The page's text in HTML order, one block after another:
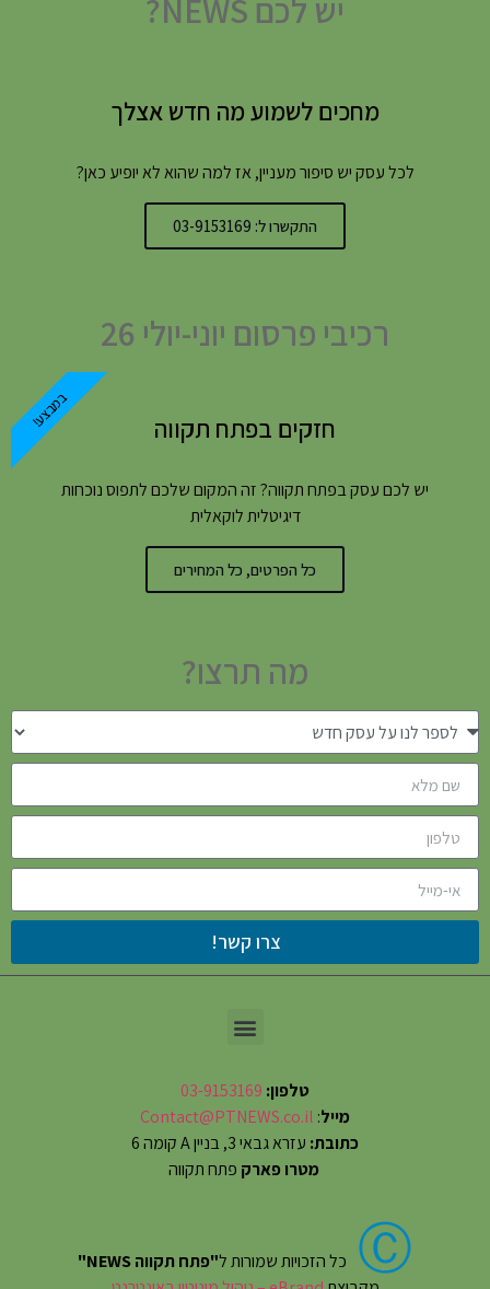
יש לכם NEWS?
מחכים לשמוע מה חדש אצלך
לכל עסק יש סיפור מעניין, אז למה שהוא לא יופיע כאן?
התקשרו ל: 03-9153169
רכיבי פרסום יוני-יולי 26
חזקים בפתח תקווה
יש לכם עסק בפתח תקווה? זה המקום שלכם לתפוס נוכחות
דיגיטלית לוקאלית
כל הפרטים, כל המחירים
במבצע!
מה תרצו?
צרו קשר!
טלפון: 03-9153169
מייל:
Contact@PTNEWS.co.il
כתובת: עזרא גבאי 3, בניין A קומה 6
מטרו פארק פתח תקווה
Ⓒ כל הזכויות שמורות ל"פתח תקווה NEWS"